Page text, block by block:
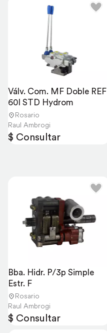
Válv. Com. MF Doble REF
60l STD Hydrom
Rosario
Raul Ambrogi
$ Consultar
Bba. Hidr. P/3p Simple
Estr. F
Rosario
Raul Ambrogi
$ Consultar